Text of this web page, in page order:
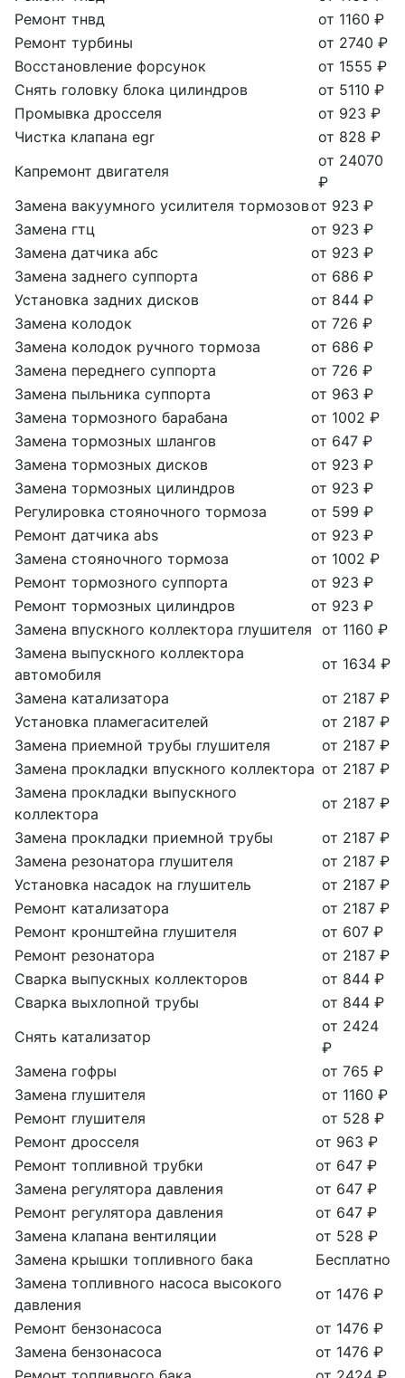
Ремонт тнвд
от 1160 ₽
Ремонт турбины
от 2740 ₽
Восстановление форсунок
от 1555 ₽
Снять головку блока цилиндров
от 5110 ₽
Промывка дросселя
от 923 ₽
Чистка клапана egr
от 828 ₽
Капремонт двигателя
от 24070
₽
Замена вакуумного усилителя тормозовот 923 ₽
Замена гтц
от 923 ₽
Замена датчика абс
от 923 ₽
Замена заднего суппорта
от 686 ₽
Установка задних дисков
от 844 ₽
Замена колодок
от 726 ₽
Замена колодок ручного тормоза
от 686 ₽
Замена переднего суппорта
от 726 ₽
Замена пыльника суппорта
от 963 ₽
Замена тормозного барабана
от 1002 ₽
Замена тормозных шлангов
от 647 ₽
Замена тормозных дисков
от 923 ₽
Замена тормозных цилиндров
от 923 ₽
Регулировка стояночного тормоза
от 599 ₽
Ремонт датчика abs
от 923 ₽
Замена стояночного тормоза
от 1002 ₽
Ремонт тормозного суппорта
от 923 ₽
Ремонт тормозных цилиндров
от 923 ₽
Замена впускного коллектора глушителя от 1160 ₽
Замена выпускного коллектора
автомобиля
от 1634 ₽
Замена катализатора
от 2187 ₽
Установка пламегасителей
от 2187 ₽
Замена приемной трубы глушителя
от 2187 ₽
Замена прокладки впускного коллектора от 2187 ₽
Замена прокладки выпускного
коллектора
от 2187 ₽
Замена прокладки приемной трубы
от 2187 ₽
Замена резонатора глушителя
от 2187 ₽
Установка насадок на глушитель
от 2187 ₽
Ремонт катализатора
от 2187 ₽
Ремонт кронштейна глушителя
от 607 ₽
Ремонт резонатора
от 2187 ₽
Сварка выпускных коллекторов
от 844 ₽
Сварка выхлопной трубы
от 844 ₽
Снять катализатор
от 2424
₽
Замена гофры
от 765 ₽
Замена глушителя
от 1160 ₽
Ремонт глушителя
от 528 ₽
Ремонт дросселя
от 963 ₽
Ремонт топливной трубки
от 647 ₽
Замена регулятора давления
от 647 ₽
Ремонт регулятора давления
от 647 ₽
Замена клапана вентиляции
от 528 ₽
Замена крышки топливного бака
Бесплатно
Замена топливного насоса высокого
давления
от 1476 ₽
Ремонт бензонасоса
от 1476 ₽
Замена бензонасоса
от 1476 ₽